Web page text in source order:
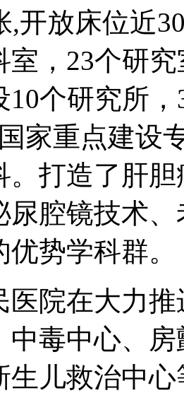
,开放床位近
室，23个研
10个研究所
家重点建设
。打造了肝
尿腔镜技术
势学科群。
医院在大力
中毒中心、
生儿救治中